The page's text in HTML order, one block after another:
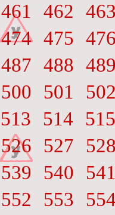
461 462
474 475
487 488
500 501
513 514
515
526 527
539 540
552 553